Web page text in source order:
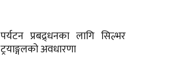
पर्यटन प्रबद्र्धनका लागि सिल्भर
ट्रयाङ्गलको अवधारणा